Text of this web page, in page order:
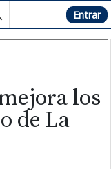
Hemeroteca Entrar
los
de La